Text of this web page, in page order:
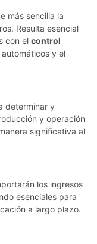
más sencilla la
Resulta esencial
con el control
y el
determinar y
y operación
significativa al
los ingresos
esenciales para
a largo plazo.